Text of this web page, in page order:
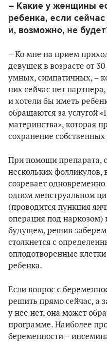
– Какие у женщины
ребенка, если
и, возможно, не
– Ко мне на прием
девушек в возрасте от
умных, симпатичных, –
них сейчас нет
и хотели бы иметь
обращаются за услугой
материнства», которая
сохранение собственных
При помощи препарата,
нескольких фолликулов,
созревает
одном менструальном
(проводится пункция
операция под наркозом)
будущем, решив
столкнется с
оплодотворенные
ребенка.
Если вопрос с
решить прямо сейчас, а
у нее нет, она может
программе. Наиболее
беременности –